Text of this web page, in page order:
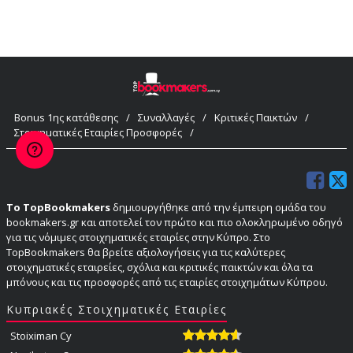
Bonus 1ης κατάθεσης / Συναλλαγές / Κριτικές Παικτών /
Στοιχηματικές Εταιρίες Προσφορές /
Το TopBookmakers δημιουργήθηκε από την έμπειρη ομάδα του
bookmakers.gr και αποτελεί τον πρώτο και πιο ολοκληρωμένο οδηγό
για τις νόμιμες στοιχηματικές εταιρίες στην Κύπρο. Στο
TopBookmakers θα βρείτε αξιολογήσεις για τις καλύτερες
στοιχηματικές εταιρείες, σχόλια και κριτικές παικτών και όλα τα
μπόνους και τις προσφορές από τις εταιρίες στοιχημάτων Κύπρου.
Κυπριακές Στοιχηματικές Εταιρίες
Stoiximan Cy